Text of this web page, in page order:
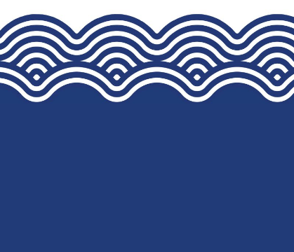
MAY
BE
CHOSEN
ON
THE
PRODUCT